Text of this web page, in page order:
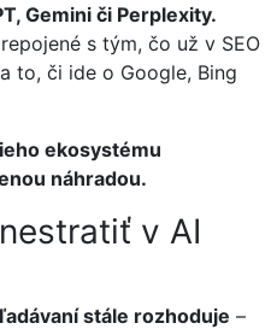
Gemini či Perplexity.
s tým, čo už v SEO
to, či ide o Google, Bing
ekosystému
náhradou.
v AI
stále rozhoduje –